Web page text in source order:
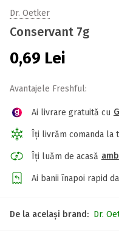
Dr. Oetker
Conservant 7g
0,69 Lei
Avantajele Freshful:
Ai livrare gratuită cu
Îți livrăm comanda la
Îți luăm de acasă
Ai banii înapoi rapid
De la același brand: Dr.